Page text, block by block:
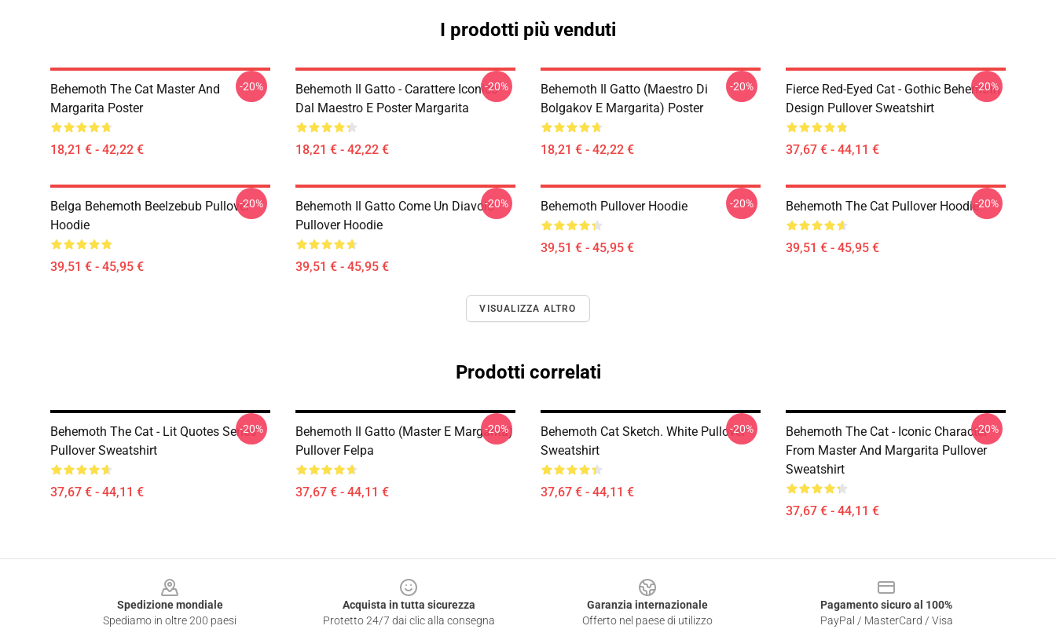
I prodotti più venduti
Behemoth The Cat Master And
Margarita Poster
18,21 € - 42,22 €
-20%
Behemoth Il Gatto - Carattere Iconico
Dal Maestro E Poster Margarita
18,21 € - 42,22 €
-20%
Behemoth Il Gatto (Maestro Di
Bolgakov E Margarita) Poster
18,21 € - 42,22 €
-20%
Fierce Red-Eyed Cat - Gothic Behemoth
Design Pullover Sweatshirt
37,67 € - 44,11 €
-20%
Belga Behemoth Beelzebub Pullover
Hoodie
39,51 € - 45,95 €
-20%
Behemoth Il Gatto Come Un Diavolo
Pullover Hoodie
39,51 € - 45,95 €
-20% Behemoth Pullover Hoodie
39,51 € - 45,95 €
-20% Behemoth The Cat Pullover Hoodie
39,51 € - 45,95 €
-20%
VISUALIZZA ALTRO
Prodotti correlati
Behemoth The Cat - Lit Quotes Series
Pullover Sweatshirt
37,67 € - 44,11 €
-20%
Behemoth Il Gatto (Master E Margarita)
Pullover Felpa
37,67 € - 44,11 €
-20%
Behemoth Cat Sketch. White Pullover
Sweatshirt
37,67 € - 44,11 €
-20%
Behemoth The Cat - Iconic Character
From Master And Margarita Pullover
Sweatshirt
37,67 € - 44,11 €
-20%
Spedizione mondiale
Spediamo in oltre 200 paesi
Acquista in tutta sicurezza
Protetto 24/7 dai clic alla consegna
Garanzia internazionale
Offerto nel paese di utilizzo
Pagamento sicuro al 100%
PayPal / MasterCard / Visa